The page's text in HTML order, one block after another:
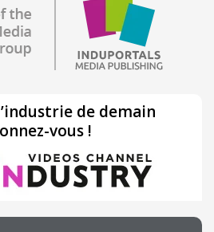
de demain
vous !